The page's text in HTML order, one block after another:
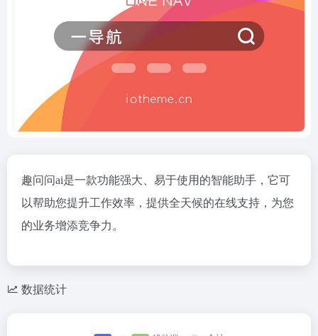
趣问问ai是一款功能强大、易于使用的智能助手，它可
以帮助您提升工作效率，提供全天候的在线支持，为您
的业务增添竞争力。
数据统计